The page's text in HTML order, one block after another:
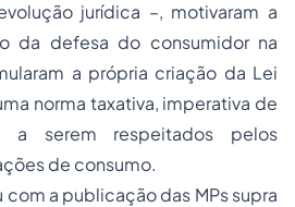
jurídica –, motivaram a
da defesa do consumidor na
a própria criação da Lei
norma taxativa, imperativa de
a serem respeitados pelos
de consumo.
com a publicação das MPs supra